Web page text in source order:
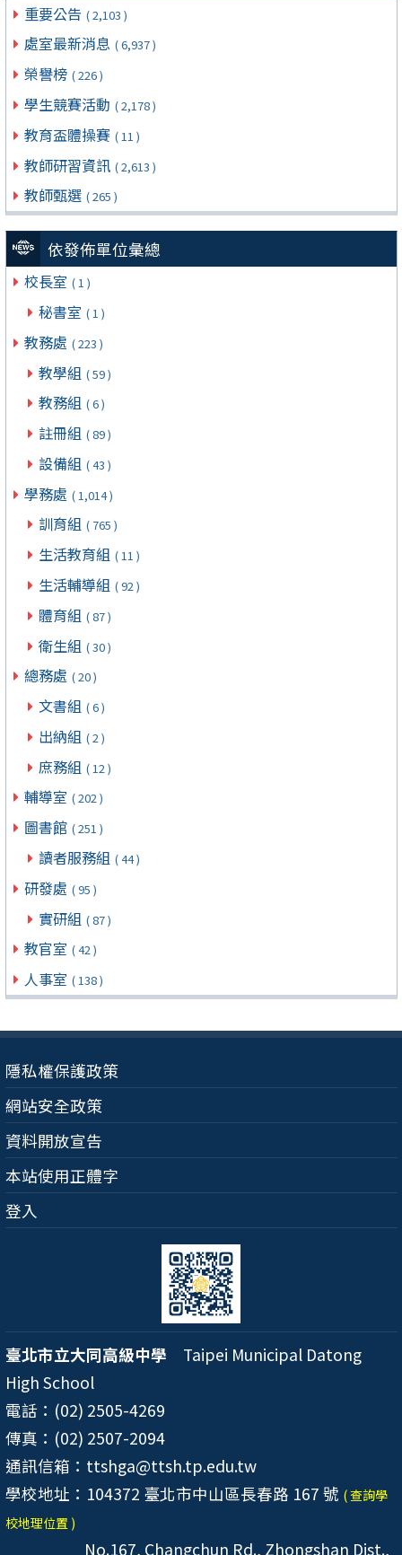
重要公告 ( 2,103 )
處室最新消息 ( 6,937 )
榮譽榜 ( 226 )
學生競賽活動 ( 2,178 )
教育盃體操賽 ( 11 )
教師研習資訊 ( 2,613 )
教師甄選 ( 265 )
依發佈單位彙總
校長室 ( 1 )
秘書室 ( 1 )
教務處 ( 223 )
教學組 ( 59 )
教務組 ( 6 )
註冊組 ( 89 )
設備組 ( 43 )
學務處 ( 1,014 )
訓育組 ( 765 )
生活教育組 ( 11 )
生活輔導組 ( 92 )
體育組 ( 87 )
衛生組 ( 30 )
總務處 ( 20 )
文書組 ( 6 )
出納組 ( 2 )
庶務組 ( 12 )
輔導室 ( 202 )
圖書館 ( 251 )
讀者服務組 ( 44 )
研發處 ( 95 )
實研組 ( 87 )
教官室 ( 42 )
人事室 ( 138 )
隱私權保護政策
網站安全政策
資料開放宣告
本站使用正體字
登入
臺北市立大同高級中學 Taipei Municipal Datong
High School
電話：(02) 2505-4269
傳真：(02) 2507-2094
通訊信箱：ttshga@ttsh.tp.edu.tw
學校地址：104372 臺北市中山區長春路 167 號 ( 查詢學
校地理位置 )
No.167, Changchun Rd., Zhongshan Dist.,